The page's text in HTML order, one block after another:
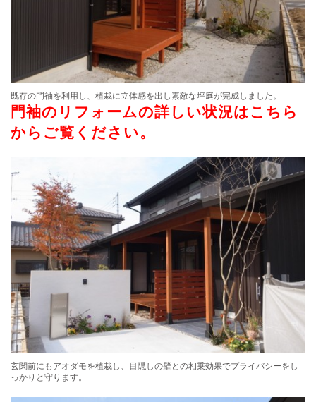
既存の門袖を利用し、植栽に立体感を出し素敵な坪庭が完成しました。
門袖のリフォームの詳しい状況はこちら
からご覧ください。
玄関前にもアオダモを植栽し、目隠しの壁との相乗効果でプライバシーをし
っかりと守ります。